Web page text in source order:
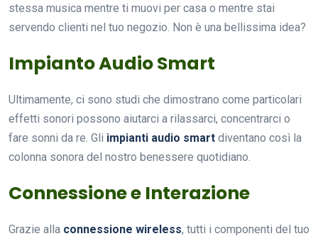
stessa musica mentre ti muovi per casa o mentre stai
servendo clienti nel tuo negozio. Non è una bellissima idea?
Impianto Audio Smart
Ultimamente, ci sono studi che dimostrano come particolari
effetti sonori possono aiutarci a rilassarci, concentrarci o
fare sonni da re. Gli impianti audio smart diventano così la
colonna sonora del nostro benessere quotidiano.
Connessione e Interazione
Grazie alla connessione wireless, tutti i componenti del tuo